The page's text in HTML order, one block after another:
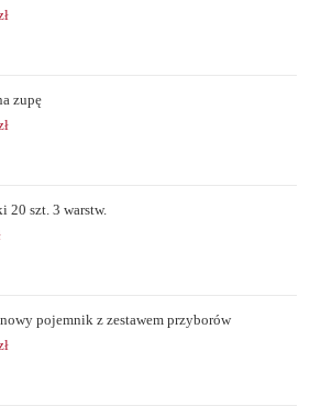
zupę
20 szt. 3 warstw.
pojemnik z zestawem przyborów